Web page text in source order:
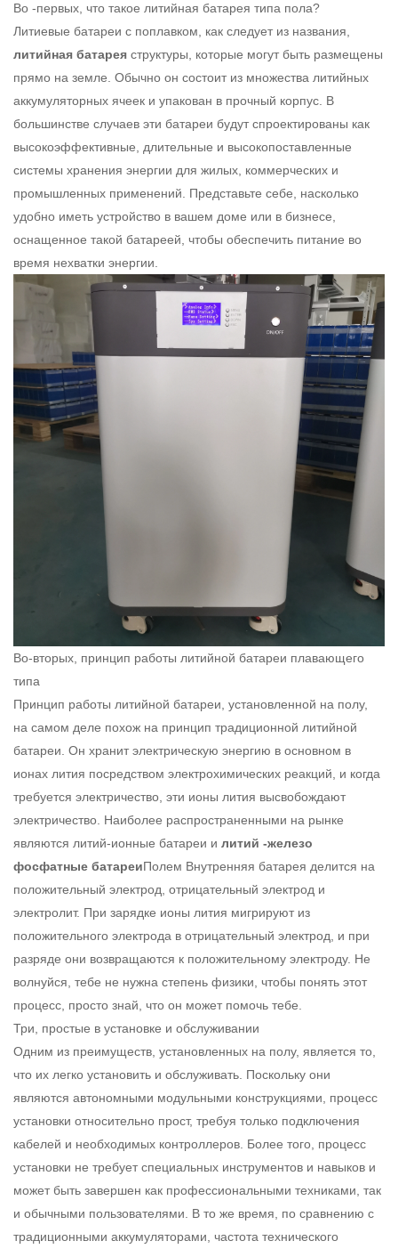
Во -первых, что такое литийная батарея типа пола?
Литиевые батареи с поплавком, как следует из названия,
литийная батарея структуры, которые могут быть размещены
прямо на земле. Обычно он состоит из множества литийных
аккумуляторных ячеек и упакован в прочный корпус. В
большинстве случаев эти батареи будут спроектированы как
высокоэффективные, длительные и высокопоставленные
системы хранения энергии для жилых, коммерческих и
промышленных применений. Представьте себе, насколько
удобно иметь устройство в вашем доме или в бизнесе,
оснащенное такой батареей, чтобы обеспечить питание во
время нехватки энергии.
Во-вторых, принцип работы литийной батареи плавающего
типа
Принцип работы литийной батареи, установленной на полу,
на самом деле похож на принцип традиционной литийной
батареи. Он хранит электрическую энергию в основном в
ионах лития посредством электрохимических реакций, и когда
требуется электричество, эти ионы лития высвобождают
электричество. Наиболее распространенными на рынке
являются литий-ионные батареи и литий -железо
фосфатные батареиПолем Внутренняя батарея делится на
положительный электрод, отрицательный электрод и
электролит. При зарядке ионы лития мигрируют из
положительного электрода в отрицательный электрод, и при
разряде они возвращаются к положительному электроду. Не
волнуйся, тебе не нужна степень физики, чтобы понять этот
процесс, просто знай, что он может помочь тебе.
Три, простые в установке и обслуживании
Одним из преимуществ, установленных на полу, является то,
что их легко установить и обслуживать. Поскольку они
являются автономными модульными конструкциями, процесс
установки относительно прост, требуя только подключения
кабелей и необходимых контроллеров. Более того, процесс
установки не требует специальных инструментов и навыков и
может быть завершен как профессиональными техниками, так
и обычными пользователями. В то же время, по сравнению с
традиционными аккумуляторами, частота технического